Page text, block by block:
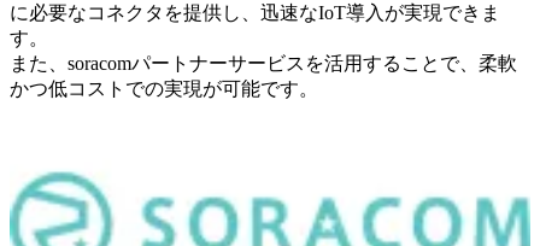
に必要なコネクタを提供し、迅速なIoT導入が実現できま
す。
また、soracomパートナーサービスを活用することで、柔軟
かつ低コストでの実現が可能です。